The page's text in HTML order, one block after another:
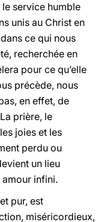
service humble
unis au Christ en
ce qui nous
recherchée en
pour ce qu’elle
précède, nous
en effet, de
prière, le
joies et les
perdu ou
un lieu
amour infini.
pur, est
miséricordieux,